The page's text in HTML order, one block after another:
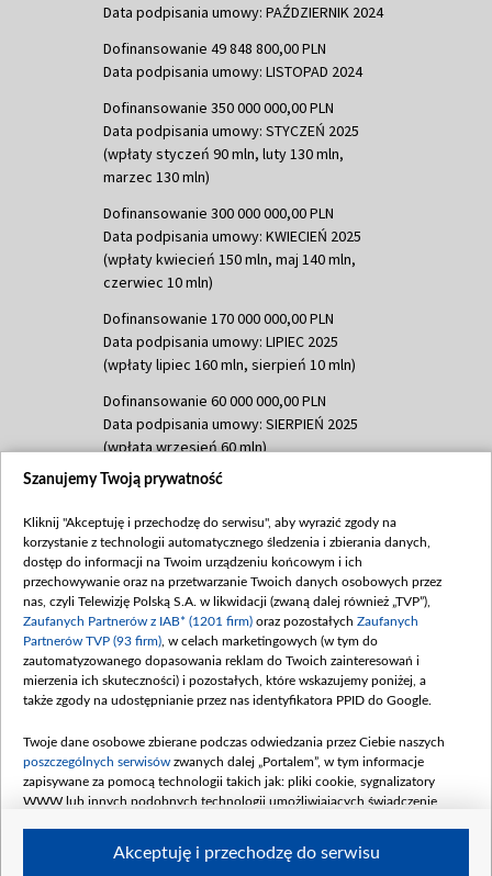
Data podpisania umowy: PAŹDZIERNIK 2024
Dofinansowanie 49 848 800,00 PLN
Data podpisania umowy: LISTOPAD 2024
Dofinansowanie 350 000 000,00 PLN
Data podpisania umowy: STYCZEŃ 2025
(wpłaty styczeń 90 mln, luty 130 mln,
marzec 130 mln)
Dofinansowanie 300 000 000,00 PLN
Data podpisania umowy: KWIECIEŃ 2025
(wpłaty kwiecień 150 mln, maj 140 mln,
czerwiec 10 mln)
Dofinansowanie 170 000 000,00 PLN
Data podpisania umowy: LIPIEC 2025
(wpłaty lipiec 160 mln, sierpień 10 mln)
Dofinansowanie 60 000 000,00 PLN
Data podpisania umowy: SIERPIEŃ 2025
(wpłata wrzesień 60 mln)
Dofinansowanie 635 783 051,21 PLN
(wpłata wrzesień 100 mln, październik 350
mln, listopad 265 mln)
Dofinansowanie 48 862 000,00 PLN
Data podpisania umowy: GRUDZIEŃ 2025
(wpłata grudzień 60,548 mln)
Dofinansowanie 900 000 000,00 PLN
Data podpisania umowy: LUTY 2026 (wpłata
kwiecień 180 mln, 7 maja 180 mln, 8
czerwca 90 mln)
Dofinansowanie 250 000 000,00 PLN
4 sierpnia 250 mln
Szanujemy Twoją prywatność
Kliknij "Akceptuję i przechodzę do serwisu", aby wyrazić zgody na
korzystanie z technologii automatycznego śledzenia i zbierania danych,
dostęp do informacji na Twoim urządzeniu końcowym i ich
przechowywanie oraz na przetwarzanie Twoich danych osobowych przez
nas, czyli Telewizję Polską S.A. w likwidacji (zwaną dalej również „TVP”),
Zaufanych Partnerów z IAB* (1201 firm) oraz pozostałych Zaufanych
Partnerów TVP (93 firm) , w celach marketingowych (w tym do
zautomatyzowanego dopasowania reklam do Twoich zainteresowań i
mierzenia ich skuteczności) i pozostałych, które wskazujemy poniżej, a
także zgody na udostępnianie przez nas identyfikatora PPID do Google.
Twoje dane osobowe zbierane podczas odwiedzania przez Ciebie naszych
poszczególnych serwisów zwanych dalej „Portalem”, w tym informacje
zapisywane za pomocą technologii takich jak: pliki cookie, sygnalizatory
WWW lub innych podobnych technologii umożliwiających świadczenie
Akceptuję i przechodzę do serwisu